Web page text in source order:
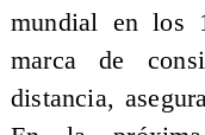
mundial en los
marca de
distancia,